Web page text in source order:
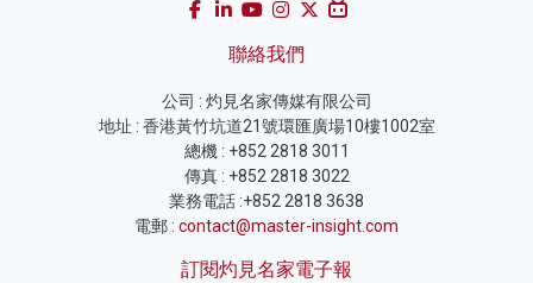
聯絡我們
公司 : 灼見名家傳媒有限公司
地址 : 香港黃竹坑道21號環匯廣場10樓1002室
總機 : +852 2818 3011
傳真 : +852 2818 3022
業務電話 :+852 2818 3638
電郵 : contact@master-insight.com
訂閱灼見名家電子報